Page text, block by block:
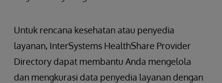
research.pdf
Untuk rencana kesehatan atau penyedia
layanan, InterSystems HealthShare Provider
Directory dapat membantu Anda mengelola
dan mengkurasi data penyedia layanan dengan